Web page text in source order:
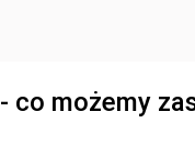
co możemy